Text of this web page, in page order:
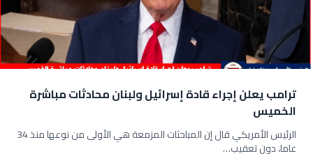
ترامب يعلن إجراء قادة إسرائيل ولبنان محادثات مباشرة
الخميس
الرئيس الأمريكي قال إن المباحثات المزمعة هي الأولى من نوعها منذ 34
عاما، دون تعقيب…